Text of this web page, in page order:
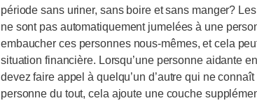
période sans uriner, sans boire et sans manger?
ne sont pas automatiquement jumelées à une
embaucher ces personnes nous-mêmes, et cela
situation financière. Lorsqu’une personne aidante
devez faire appel à quelqu’un d’autre qui ne
personne du tout, cela ajoute une couche